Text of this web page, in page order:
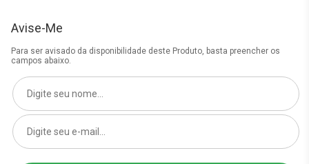
Avise-Me
Para ser avisado da disponibilidade deste Produto, basta preencher os
campos abaixo.